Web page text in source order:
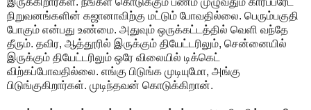
நிறுவனங்களின் கஜானாவிற்கு மட்டும் போவதில்லை. பெரும்பகுதி
போகும் என்பது உண்மை. அதுவும் ஒருக்கட்டத்தில் வெளி வந்தே
தீரும். தவிர, ஆத்தூரில் இருக்கும் தியேட்டரிலும், சென்னையில்
இருக்கும் தியேட்டரிலும் ஒரே விலையில் டிக்கெட்
விற்கப்போவதில்லை. எங்கு பிடுங்க முடியுமோ, அங்கு
பிடுங்குகிறார்கள். முடிந்தவன் கொடுக்கிறான்.